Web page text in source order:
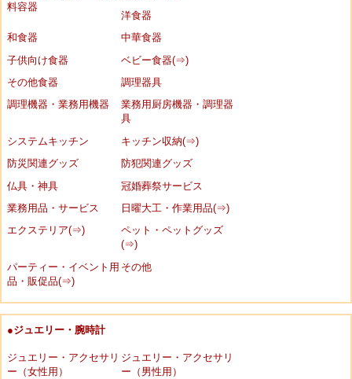
料容器
洋食器
和食器
中華食器
子供向け食器
ベビー食器(⇒)
その他食器
調理器具
調理機器・業務用機器
業務用厨房機器・調理器
具
システムキッチン
キッチン収納(⇒)
防災関連グッズ
防犯関連グッズ
仏具・神具
冠婚葬祭サービス
業務用品・サービス
日曜大工・作業用品(⇒)
エクステリア(⇒)
ペット・ペットグッズ
(⇒)
パーティー・イベント用
品・販促品(⇒)
その他
●ジュエリー・腕時計
ジュエリー・アクセサリ
ー（女性用）
ジュエリー・アクセサリ
ー（男性用）